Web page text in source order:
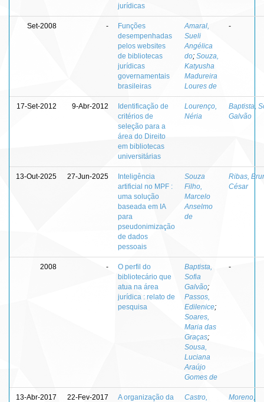
jurídicas
Set-2008 -
Funções
desempenhadas
pelos websites
de bibliotecas
jurídicas
governamentais
brasileiras
Amaral,
Sueli
Angélica
do; Souza,
Katyusha
Madureira
Loures de
-
17-Set-2012 9-Abr-2012
Identificação de
critérios de
seleção para a
área do Direito
em bibliotecas
universitárias
Lourenço,
Néria
Baptista,
Galvão
13-Out-2025 27-Jun-2025
Inteligência
artificial no MPF :
uma solução
baseada em IA
para
pseudonimização
de dados
pessoais
Souza
Filho,
Marcelo
Anselmo
de
Ribas,
César
2008 -
O perfil do
bibliotecário que
atua na área
jurídica : relato de
pesquisa
Baptista,
Sofia
Galvão;
Passos,
Edilenice;
Soares,
Maria das
Graças;
Sousa,
Luciana
Araújo
Gomes de
-
13-Abr-2017 22-Fev-2017
A organização da
Castro,
Moreno,